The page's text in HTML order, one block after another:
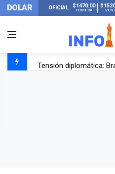
DOLAR OFICIAL $1470.00
COMPRA
Tensión diplomática: